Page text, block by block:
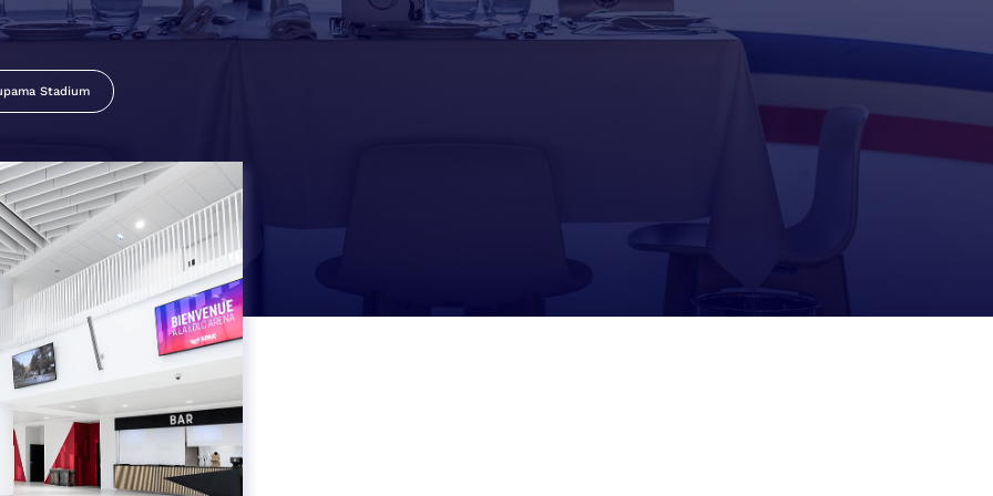
Stadium